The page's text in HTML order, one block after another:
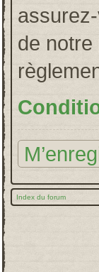
de notre
Index du forum